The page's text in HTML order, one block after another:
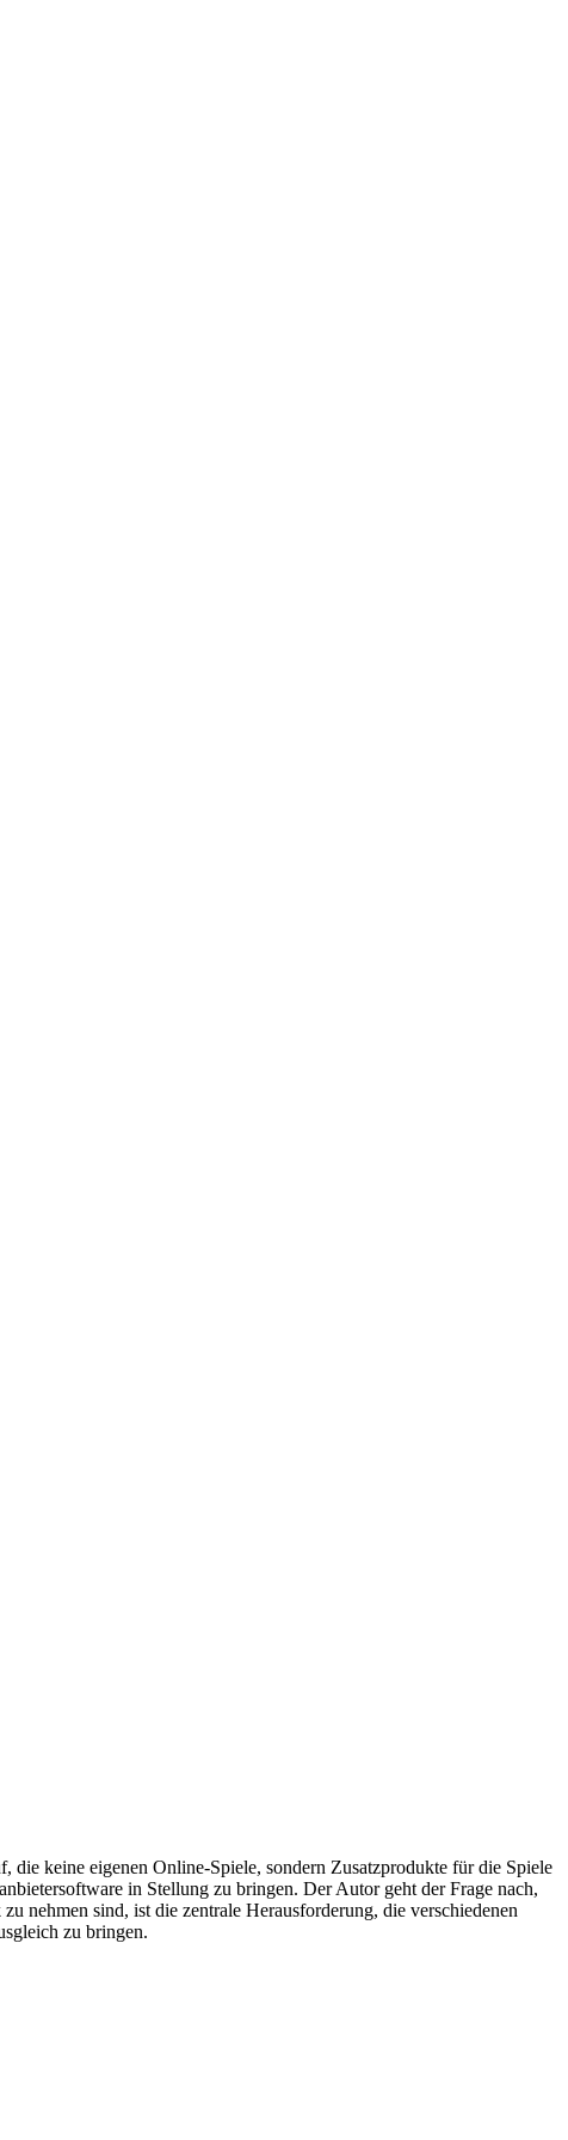
die keine eigenen Online-Spiele, sondern Zusatzprodukte für die Spiele
in Stellung zu bringen. Der Autor geht der Frage nach,
nehmen sind, ist die zentrale Herausforderung, die verschiedenen
zu bringen.